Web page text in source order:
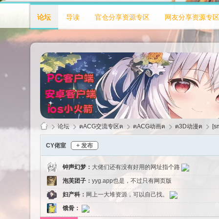
论坛 导读 官仓分享资源专区 网友分享资源专区
论坛 ฅACG交流专区ฅ ฅACG动画ฅ ฅ3D动漫ฅ
CY佬室 + 发布
钟声幻梦 ： 大佬们还有没有好用的网址指个路
泡芙团子 ： yyg.app也是，不过只有网页版
妇产科： 网上一大堆资源，可以自己找。
饿骨 ：